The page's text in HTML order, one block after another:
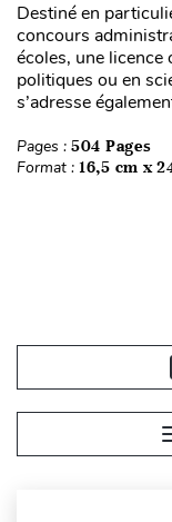
Destiné en
concours
écoles, une licence
politiques ou en
s’adresse
Pages : 504 Pages
Format : 16,5 cm x